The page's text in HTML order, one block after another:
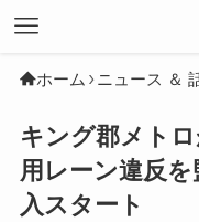
ホーム ニュース ＆
キング郡メト
用レーン違反
入スタート